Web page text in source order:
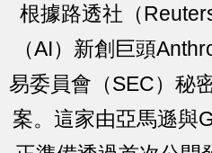
根據路透社（
（AI）新創巨頭
易委員會（SEC）秘
案。這家由亞馬遜與